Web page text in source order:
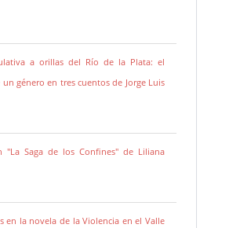
a orillas del Río de la Plata: el
género en tres cuentos de Jorge Luis
"La Saga de los Confines" de Liliana
en la novela de la Violencia en el Valle